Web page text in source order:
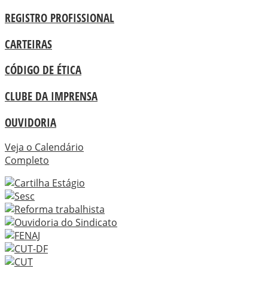
REGISTRO PROFISSIONAL
CARTEIRAS
CÓDIGO DE ÉTICA
CLUBE DA IMPRENSA
OUVIDORIA
Veja o Calendário
Completo